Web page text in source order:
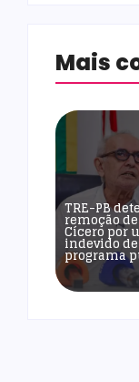
Mais
TRE-PB
remoção
Cícero por
indevido de
programa